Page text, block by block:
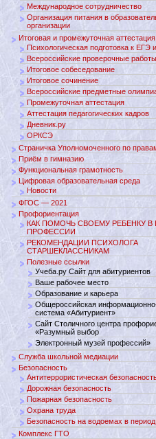
Международное сотрудничество
Организация питания в
организации
Итоговая и промежуточная аттестация
Психологическая подготовка к ЕГЭ
Всероссийские проверочные работы
Итоговое собеседование
Итоговое сочинение
Всероссийские предметные
Промежуточная аттестация
Аттестация педагогических кадров
Дневник.ру
ОРКСЭ
Страничка Уполномоченного по
Приём в гимназию
Функциональная грамотность
Цифровая образовательная среда
Новости
ФГОС — 2021
Профориентация
КАК ПОМОЧЬ СВОЕМУ РЕБЕНКУ В
ПРОФЕССИИ
РЕКОМЕНДАЦИИ ПСИХОЛОГА
СТАРШЕКЛАССНИКАМ
Полезные ссылки
Учеба.ру Сайт для абитуриентов
Ваше рабочее место
Образование и карьера
Общероссийская
система «Абитуриент»
Сайт Столичного центра
«Разумный выбор
Электронный музей профессий»
Служба школьной медиации
Безопасность
Антитеррористическая
Дорожная безопасность
Пожарная безопасность
Охрана труда
Безопасность на водоемах в
Комплекс ГТО